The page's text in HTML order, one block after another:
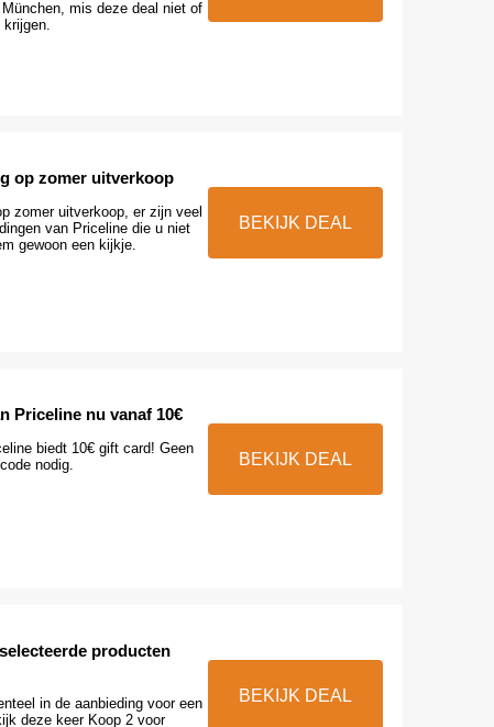
mis deze deal niet of
op zomer uitverkoop
zomer uitverkoop, er zijn veel
van Priceline die u niet
gewoon een kijkje.
BEKIJK DEAL
Priceline nu vanaf 10€
biedt 10€ gift card! Geen
nodig.
BEKIJK DEAL
producten
in de aanbieding voor een
deze keer Koop 2 voor
BEKIJK DEAL